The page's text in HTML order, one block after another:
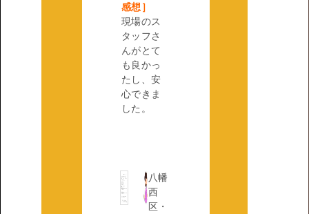
感想］
現場のス
タッフさ
んがとて
も良かっ
たし、安
心できま
した。
八幡
西
区・